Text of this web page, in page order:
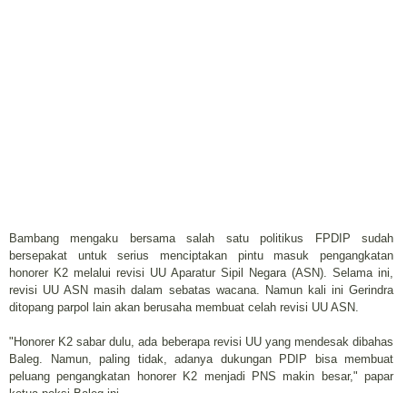
Bambang mengaku bersama salah satu politikus FPDIP sudah
bersepakat untuk serius menciptakan pintu masuk pengangkatan
honorer K2 melalui revisi UU Aparatur Sipil Negara (ASN). Selama ini,
revisi UU ASN masih dalam sebatas wacana. Namun kali ini Gerindra
ditopang parpol lain akan berusaha membuat celah revisi UU ASN.
"Honorer K2 sabar dulu, ada beberapa revisi UU yang mendesak dibahas
Baleg. Namun, paling tidak, adanya dukungan PDIP bisa membuat
peluang pengangkatan honorer K2 menjadi PNS makin besar," papar